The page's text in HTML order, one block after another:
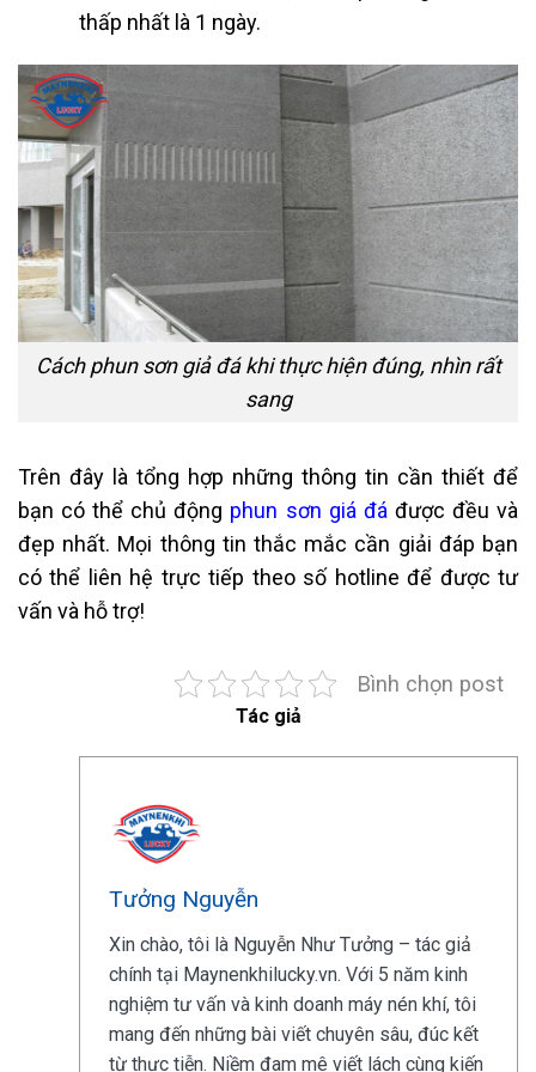
thấp nhất là 1 ngày.
Cách phun sơn giả đá khi thực hiện đúng, nhìn rất
sang
Trên đây là tổng hợp những thông tin cần thiết để
bạn có thể chủ động phun sơn giá đáđược đều và
đẹp nhất. Mọi thông tin thắc mắc cần giải đáp bạn
có thể liên hệ trực tiếp theo số hotline để được tư
vấn và hỗ trợ!
Bình chọn post
Tác giả
Tưởng Nguyễn
Xin chào, tôi là Nguyễn Như Tưởng – tác giả
chính tại Maynenkhilucky.vn. Với 5 năm kinh
nghiệm tư vấn và kinh doanh máy nén khí, tôi
mang đến những bài viết chuyên sâu, đúc kết
từ thực tiễn. Niềm đam mê viết lách cùng kiến